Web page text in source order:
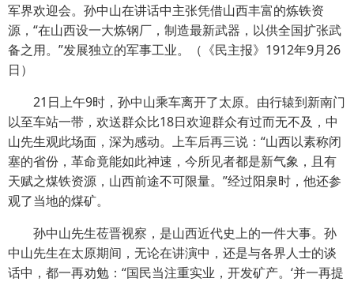
军界欢迎会。孙中山在讲话中主张凭借山西丰富的炼铁资
源，“在山西设一大炼钢厂，制造最新武器，以供全国扩张武
备之用。”发展独立的军事工业。（《民主报》1912年9月26
日）
21日上午9时，孙中山乘车离开了太原。由行辕到新南门
以至车站一带，欢送群众比18日欢迎群众有过而无不及，中
山先生观此场面，深为感动。上车后再三说：“山西以素称闭
塞的省份，革命竟能如此神速，今所见者都是新气象，且有
天赋之煤铁资源，山西前途不可限量。”经过阳泉时，他还参
观了当地的煤矿。
孙中山先生莅晋视察，是山西近代史上的一件大事。孙
中山先生在太原期间，无论在讲演中，还是与各界人士的谈
话中，都一再劝勉：“国民当注重实业，开发矿产。‘并一再提